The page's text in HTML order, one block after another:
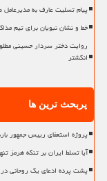
پیام تسلیت عارف به
خط و نشان نبویان برای تیم
روایت دختر سردار حسینی
انگشتر
پربحث ترین ها
پروژه استعفای رییس جمهور
آیا تسلط ایران بر تنگه هرمز
پشت پرده ادعای یک روحانی در رابطه با ۲۸ بار